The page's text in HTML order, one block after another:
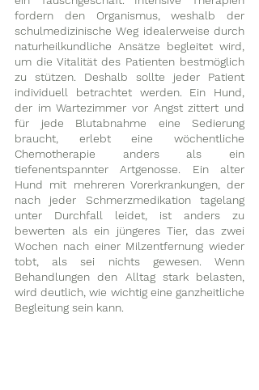
fordern den Organismus, weshalb der
schulmedizinische Weg idealerweise durch
naturheilkundliche Ansätze begleitet wird,
um die Vitalität des Patienten bestmöglich
zu stützen. Deshalb sollte jeder Patient
individuell betrachtet werden. Ein Hund,
der im Wartezimmer vor Angst zittert und
für jede Blutabnahme eine Sedierung
braucht, erlebt eine wöchentliche
Chemotherapie anders als ein
tiefenentspannter Artgenosse. Ein alter
Hund mit mehreren Vorerkrankungen, der
nach jeder Schmerzmedikation tagelang
unter Durchfall leidet, ist anders zu
bewerten als ein jüngeres Tier, das zwei
Wochen nach einer Milzentfernung wieder
tobt, als sei nichts gewesen. Wenn
Behandlungen den Alltag stark belasten,
wird deutlich, wie wichtig eine ganzheitliche
Begleitung sein kann.